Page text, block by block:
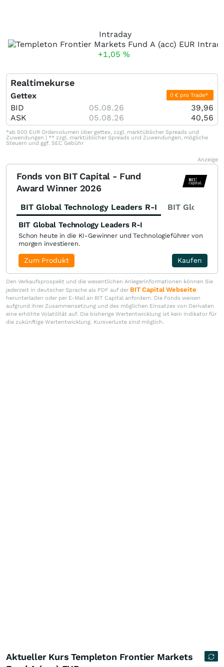
Intraday
+1,05 %
Realtimekurse
Gettex 0 € pro Trade*
BID 05.08.26
39,96
ASK
05.08.26 40,56
*ab 500 EUR Ordervolumen über gettex, zzgl. marktüblicher Spreads und
Zuwendungen | ** zzgl. marktüblicher Spreads und Zuwendungen, mögliche
Steuern und ggf. SEC Gebühr
Anzeige
Fonds von BIT Capital - Fund
Award Winner 2026
BIT Global Technology Leaders R-I BIT Global
BIT Global Technology Leaders R-I
Schon heute in die KI-Gewinner und Technologieführer von
morgen investieren.
Kaufen
Zum Produkt
Den Verkaufsprospekt und die wesentlichen Anlegerinformationen können Sie
jederzeit in deutscher Sprache als PDF auf der BIT Capital Webseite
herunterladen oder per E-Mail an BIT Capital anfordern. Die Fonds weisen
aufgrund ihrer Zusammensetzung und des möglichen Einsatzes von Derivaten
eine erhöhte Volatilität auf. Die bisherige Wertentwicklung ist kein Indikator für
die zukünftige Wertentwicklung. Kursverluste sind möglich.
Aktueller Kurs Templeton Frontier Markets